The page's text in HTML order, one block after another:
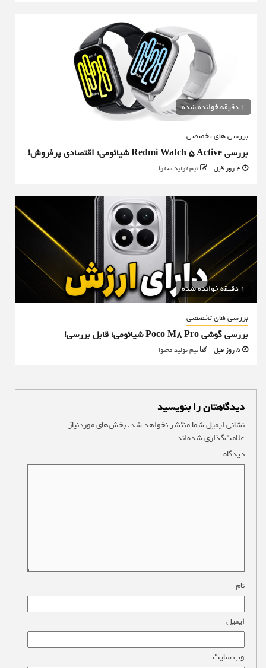
1 دقیقه خوانده شده
بررسی های تخصصی
بررسی Redmi Watch 5 Active شیائومی؛ اقتصادی پرفروش!
تیم تولید محتوا
1 دقیقه خوانده شده
بررسی های تخصصی
بررسی گوشی Poco M8 Pro شیائومی؛ قابل بررسی!
تیم تولید محتوا
دیدگاهتان را بنویسید
نشانی ایمیل شما منتشر نخواهد شد.بخش‌های موردنیاز
علامت‌گذاری شده‌اند
دیدگاه
نام
ایمیل
وب‌ سایت